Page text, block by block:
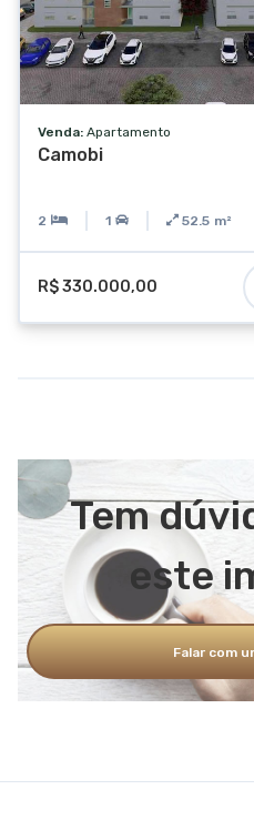
Venda: Apartamento
Camobi
2 1 52.5 m²
R$ 330.000,00
Tem
este
Falar com